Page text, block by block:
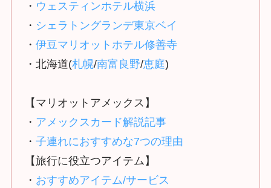
・ ウェスティンホテル横浜
・ シェラトングランデ東京ベイ
・伊豆マリオットホテル修善寺
・北海道(札幌/南富良野/恵庭)
【マリオットアメックス】
・ アメックスカード解説記事
・子連れにおすすめな7つの理由
【旅行に役立つアイテム】
・ おすすめアイテム/サービス